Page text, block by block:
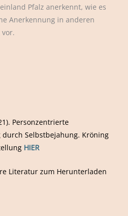
Pfalz anerkennt, wie es
Anerkennung in anderen
Personzentrierte
Selbstbejahung. Kröning
HIER
Literatur zum Herunterladen